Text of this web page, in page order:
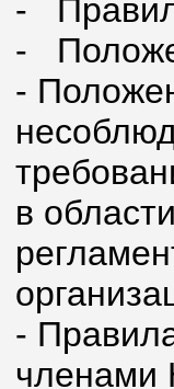
-
-
-
в
-
членами